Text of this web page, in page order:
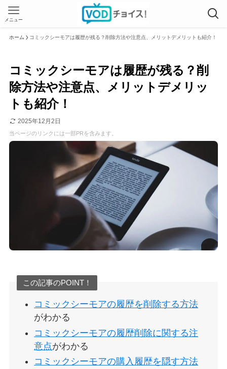
メニュー
ホーム コミックシーモアは履歴が残る？削除方法や注意点、メリットデメリットも紹介！
コミックシーモアは履歴が残る？削
除方法や注意点、メリットデメリッ
トも紹介！
2025年12月2日
当ページのリンクには一部PRを含みます。
この記事のPOINT！
コミックシーモアの履歴を削除する方法
がわかる
コミックシーモアの履歴削除に関する注
意点がわかる
コミックシーモアの購入履歴を隠す方法